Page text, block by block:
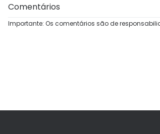
Comentários
Importante: Os comentários são de